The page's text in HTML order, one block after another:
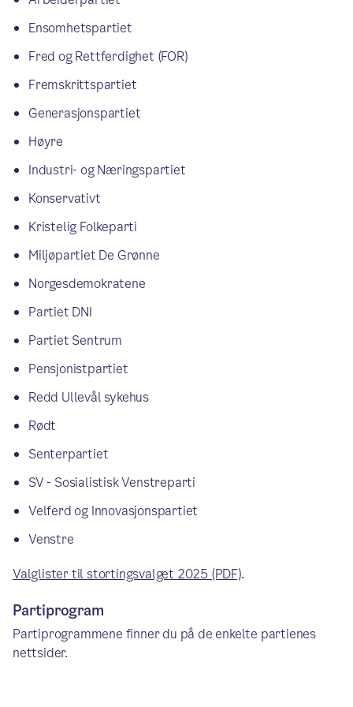
Ensomhetspartiet
Fred og Rettferdighet (FOR)
Fremskrittspartiet
Generasjonspartiet
Høyre
Industri- og Næringspartiet
Konservativt
Kristelig Folkeparti
Miljøpartiet De Grønne
Norgesdemokratene
Partiet DNI
Partiet Sentrum
Pensjonistpartiet
Redd Ullevål sykehus
Rødt
Senterpartiet
SV - Sosialistisk Venstreparti
Velferd og Innovasjonspartiet
Venstre
Valglister til stortingsvalget 2025 (PDF).
Partiprogram
Partiprogrammene finner du på de enkelte partienes
nettsider.